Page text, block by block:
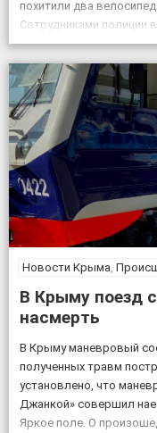
похитили два
Сотрудниками полиции
совершении данных
Новости Крыма,
В Крыму поезд
насмерть
В Крыму маневровый
полученных травм
установлено, что
Джанкой» совершил
Яркое поле. О